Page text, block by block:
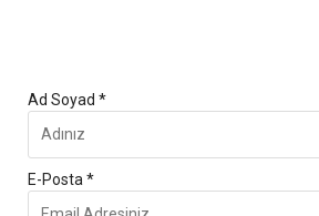
Ad Soyad *
E-Posta *